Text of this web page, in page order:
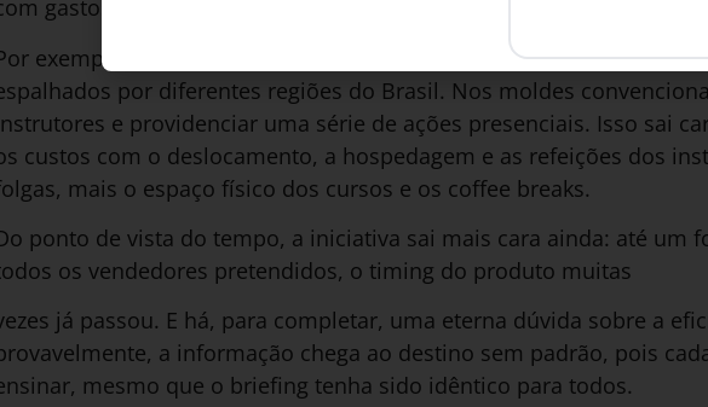
gastos elevados.
exemplo, é comum um fornecedor precisar treinar centenas de
por diferentes regiões do Brasil. Nos moldes
e providenciar uma série de ações presenciais. Isso sai
custos com o deslocamento, a hospedagem e as refeições dos
mais o espaço físico dos cursos e os coffee breaks.
ponto de vista do tempo, a iniciativa sai mais cara ainda: até um
os vendedores pretendidos, o timing do produto muitas
já passou. E há, para completar, uma eterna dúvida sobre a
a informação chega ao destino sem padrão, pois
mesmo que o briefing tenha sido idêntico para todos.